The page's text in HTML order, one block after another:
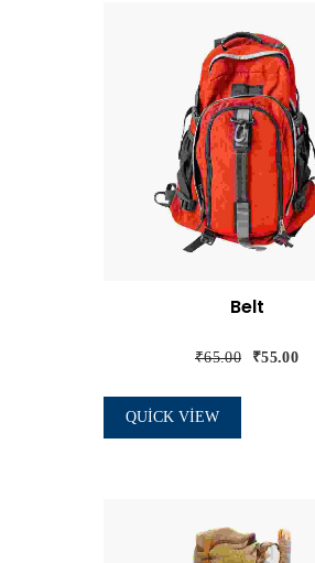
DEVAMINI OKU
Belt
₹65.00 ₹55.00
QUICK VIEW